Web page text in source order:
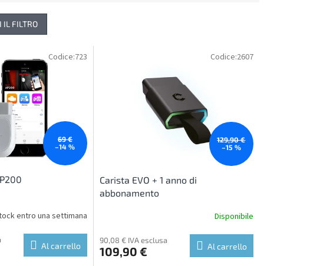
IL FILTRO
69 €
–14 %
entro una settimana
Al carrello
Codice:723
129,90 €
–15 %
Carista EVO + 1 anno di
abbonamento
Disponibile
90,08 € IVA esclusa
109,90 € Al carrello
Codice:2607